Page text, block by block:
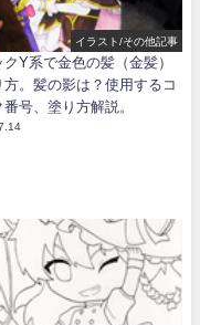
イラスト/その他記事
クY系で金色の髪（金髪）
方。髪の影は？使用するコ
番号、塗り方解説。